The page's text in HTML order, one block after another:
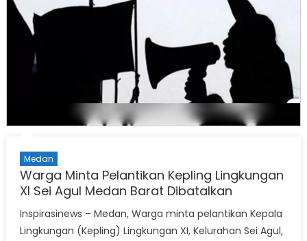
Medan
Warga Minta Pelantikan Kepling Lingkungan
XI Sei Agul Medan Barat Dibatalkan
Inspirasinews – Medan, Warga minta pelantikan Kepala
Lingkungan (Kepling) Lingkungan XI, Kelurahan Sei Agul,